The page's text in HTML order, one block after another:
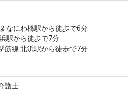
なにわ橋駅から徒歩で6分
駅から徒歩で7分
筋線 北浜駅から徒歩で7分
護士